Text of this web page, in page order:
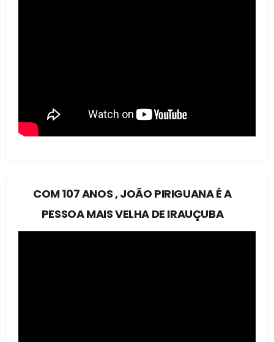
COM 107 ANOS , JOÃO PIRIGUANA É A
PESSOA MAIS VELHA DE IRAUÇUBA